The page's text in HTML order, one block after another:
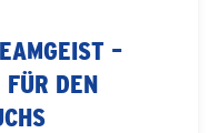
–
FÜR DEN